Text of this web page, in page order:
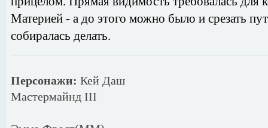
Материей - а до этого можно было и срезать
собиралась делать.
Персонажи: Кей Даш
Мастермайнд III